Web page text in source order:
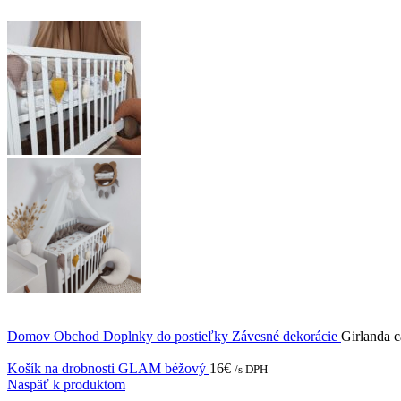
Domov Obchod Doplnky do postieľky Závesné dekorácie Girlanda
Košík na drobnosti GLAM béžový 16€ /s DPH
Naspäť k produktom